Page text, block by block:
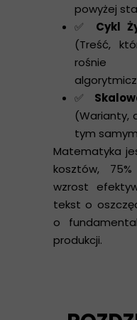
powyżej
✅ Cykl
(Treść,
rośnie
✅
(Warianty,
tym
Matematyka
kosztów,
wzrost
tekst o
o
produkcji.